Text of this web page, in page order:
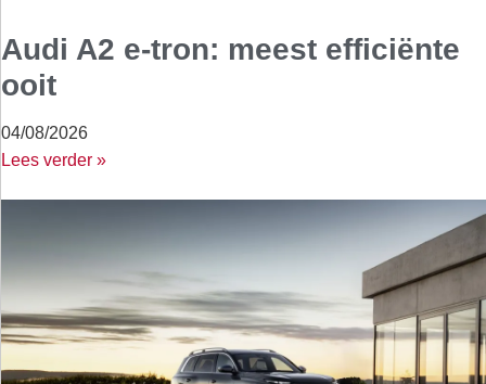
Audi A2 e-tron: meest efficiënte
ooit
04/08/2026
Lees verder »